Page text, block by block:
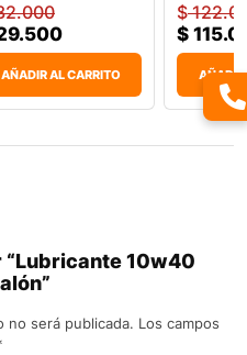
AÑADIR AL CARRITO
$
$
AÑADIR
“Lubricante 10w40
no será publicada. Los campos